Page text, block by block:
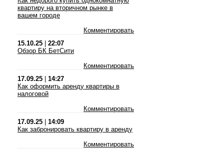
квартиру на вторичном рынке в
вашем городе
Комментировать
15.10.25
22:07
Обзор БК БетСити
Комментировать
17.09.25
14:27
Как оформить аренду квартиры в
налоговой
Комментировать
17.09.25
14:09
Как забронировать квартиру в аренду
Комментировать